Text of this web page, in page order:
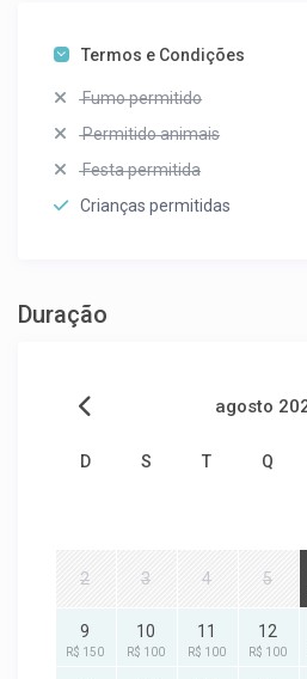
Termos e Condições
Fumo permitido
Permitido animais
Festa permitida
Crianças permitidas
Duração
agosto
D S T Q
2 3 4 5
9
R$ 150
10
R$ 100
11
R$ 100
12
R$ 100